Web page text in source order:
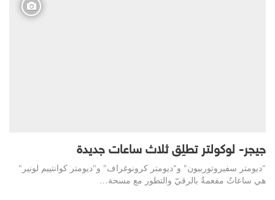
جيجر- لوكولتر تطلِق ثلاث ساعات جديدة
"ديومتر سفيروتوربيون" و"ديومتر كرونوغراف" و"ديومتر كوانتييم لونير"
هي ساعاتٌ مفعمةٌ بالرقيّ والتطور مع مسحة…